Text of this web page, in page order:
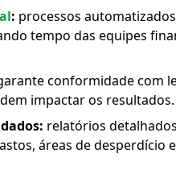
: processos
tempo das equipes
conformidade com
impactar os resultados.
relatórios
áreas de desperdício e